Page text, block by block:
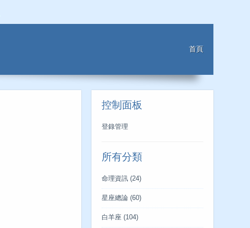
首頁
控制面板
登錄管理
所有分類
命理資訊 (24)
星座總論 (60)
白羊座 (104)